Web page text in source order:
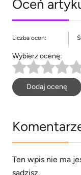
Oceń
Liczba ocen:
Wybierz ocenę:
Dodaj ocenę
Ten wpis nie ma
sądzisz.